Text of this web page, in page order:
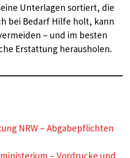
Unterlagen sortiert, die
bei Bedarf Hilfe holt, kann
– und im besten
Erstattung herausholen.
NRW – Abgabepflichten
– Vordrucke und